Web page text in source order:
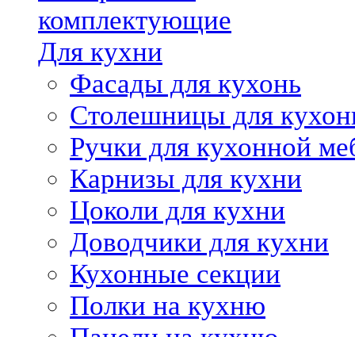
комплектующие
Для кухни
Фасады для кухонь
Столешницы для
Ручки для кухонной
Карнизы для кухни
Цоколи для кухни
Доводчики для кухни
Кухонные секции
Полки на кухню